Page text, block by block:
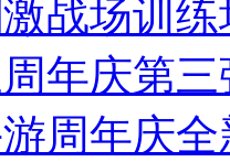
战场训
年庆第
周年庆